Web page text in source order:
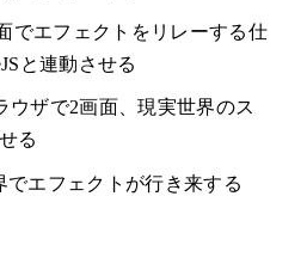
でエフェクトをリレーする仕
と連動させる
ウザで2画面、現実世界のス
る
でエフェクトが行き来する